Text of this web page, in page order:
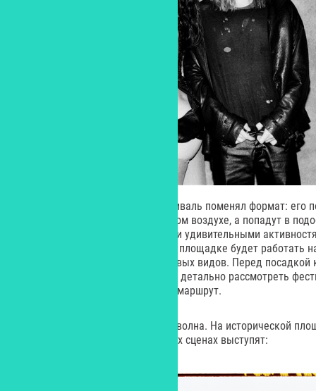
Напомним, что в этом году фестиваль поменял формат: его
музыкальный пикник на открытом воздухе, а попадут в
аттракционами, сахарной ватой и удивительными
«Пикник Афиши» в этом году. На площадке будет работать
обозрения для любителей красивых видов. Перед
помощью которого можно будет детально рассмотреть
спланировать свой дальнейший маршрут.
Недавно стала известна третья волна. На исторической
парке «Коломенское» на четырех сценах выступят: